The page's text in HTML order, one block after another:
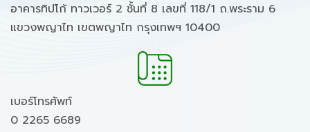
อาคารทิปโก้ ทาวเวอร์ 2 ชั้นที่ 8 เลขที่ 118/1 ถ.พระราม 6
แขวงพญาไท เขตพญาไท กรุงเทพฯ 10400
เบอร์โทรศัพท์
0 2265 6689